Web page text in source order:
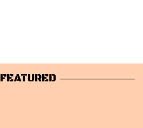
FEATURED